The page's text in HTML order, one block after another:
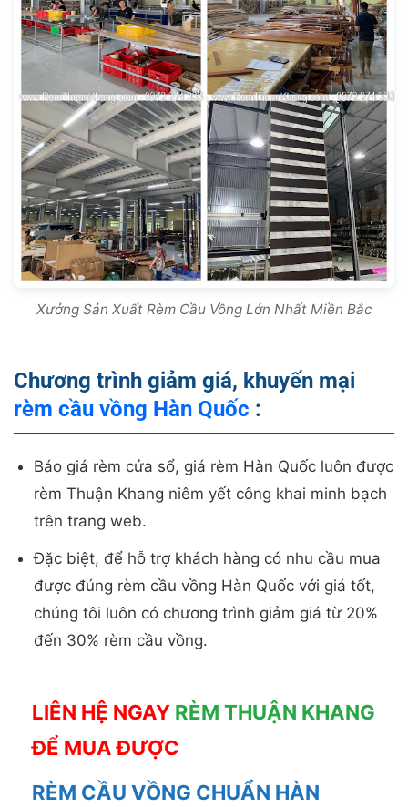
Xưởng Sản Xuất Rèm Cầu Vồng Lớn Nhất Miền Bắc
Chương trình giảm giá, khuyến mại
rèm cầu vồng Hàn Quốc :
Báo giá rèm cửa sổ, giá rèm Hàn Quốc luôn được
rèm Thuận Khang niêm yết công khai minh bạch
trên trang web.
Đặc biệt, để hỗ trợ khách hàng có nhu cầu mua
được đúng rèm cầu vồng Hàn Quốc với giá tốt,
chúng tôi luôn có chương trình giảm giá từ 20%
đến 30% rèm cầu vồng.
LIÊN HỆ NGAY RÈM THUẬN KHANG
ĐỂ MUA ĐƯỢC
RÈM CẦU VỒNG CHUẨN HÀN